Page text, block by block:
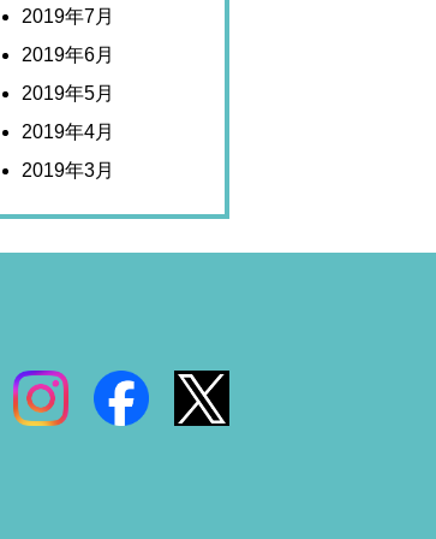
2019年7月
2019年6月
2019年5月
2019年4月
2019年3月